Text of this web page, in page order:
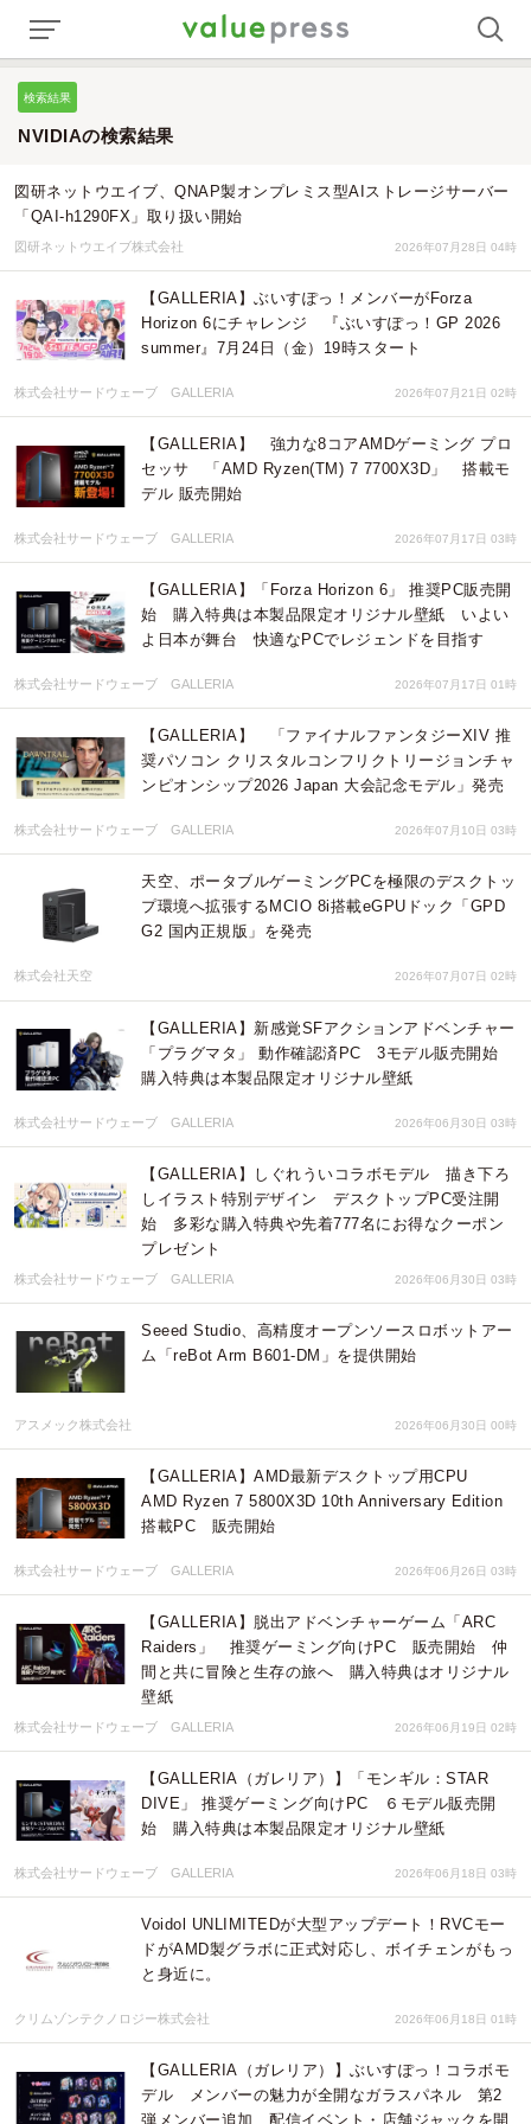
検索結果
NVIDIAの検索結果
図研ネットウエイブ、QNAP製オンプレミス型AIストレージサーバー
「QAI-h1290FX」取り扱い開始
図研ネットウエイブ株式会社 2026年07月28日 04時
【GALLERIA】ぶいすぽっ！メンバーがForza
Horizon 6にチャレンジ 『ぶいすぽっ！GP 2026
summer』7月24日（金）19時スタート
株式会社サードウェーブ GALLERIA 2026年07月21日 02時
【GALLERIA】 強力な8コアAMDゲーミング プロ
セッサ 「AMD Ryzen(TM) 7 7700X3D」 搭載モ
デル 販売開始
株式会社サードウェーブ GALLERIA 2026年07月17日 03時
【GALLERIA】「Forza Horizon 6」 推奨PC販売開
始 購入特典は本製品限定オリジナル壁紙 いよい
よ日本が舞台 快適なPCでレジェンドを目指す
株式会社サードウェーブ GALLERIA 2026年07月17日 01時
【GALLERIA】 「ファイナルファンタジーXIV 推
奨パソコン クリスタルコンフリクトリージョンチャ
ンピオンシップ2026 Japan 大会記念モデル」発売
株式会社サードウェーブ GALLERIA 2026年07月10日 03時
天空、ポータブルゲーミングPCを極限のデスクトッ
プ環境へ拡張するMCIO 8i搭載eGPUドック「GPD
G2 国内正規版」を発売
株式会社天空 2026年07月07日 02時
【GALLERIA】新感覚SFアクションアドベンチャー
「プラグマタ」 動作確認済PC 3モデル販売開始
購入特典は本製品限定オリジナル壁紙
株式会社サードウェーブ GALLERIA 2026年06月30日 03時
【GALLERIA】しぐれういコラボモデル 描き下ろ
しイラスト特別デザイン デスクトップPC受注開
始 多彩な購入特典や先着777名にお得なクーポン
プレゼント
株式会社サードウェーブ GALLERIA 2026年06月30日 03時
Seeed Studio、高精度オープンソースロボットアー
ム「reBot Arm B601-DM」を提供開始
アスメック株式会社 2026年06月30日 00時
【GALLERIA】AMD最新デスクトップ用CPU
AMD Ryzen 7 5800X3D 10th Anniversary Edition
搭載PC 販売開始
株式会社サードウェーブ GALLERIA 2026年06月26日 03時
【GALLERIA】脱出アドベンチャーゲーム「ARC
Raiders」 推奨ゲーミング向けPC 販売開始 仲
間と共に冒険と生存の旅へ 購入特典はオリジナル
壁紙
株式会社サードウェーブ GALLERIA 2026年06月19日 02時
【GALLERIA（ガレリア）】「モンギル：STAR
DIVE」 推奨ゲーミング向けPC ６モデル販売開
始 購入特典は本製品限定オリジナル壁紙
株式会社サードウェーブ GALLERIA 2026年06月18日 03時
Voidol UNLIMITEDが大型アップデート！RVCモー
ドがAMD製グラボに正式対応し、ボイチェンがもっ
と身近に。
クリムゾンテクノロジー株式会社 2026年06月18日 01時
【GALLERIA（ガレリア）】ぶいすぽっ！コラボモ
デル メンバーの魅力が全開なガラスパネル 第2
弾メンバー追加 配信イベント・店舗ジャックを開